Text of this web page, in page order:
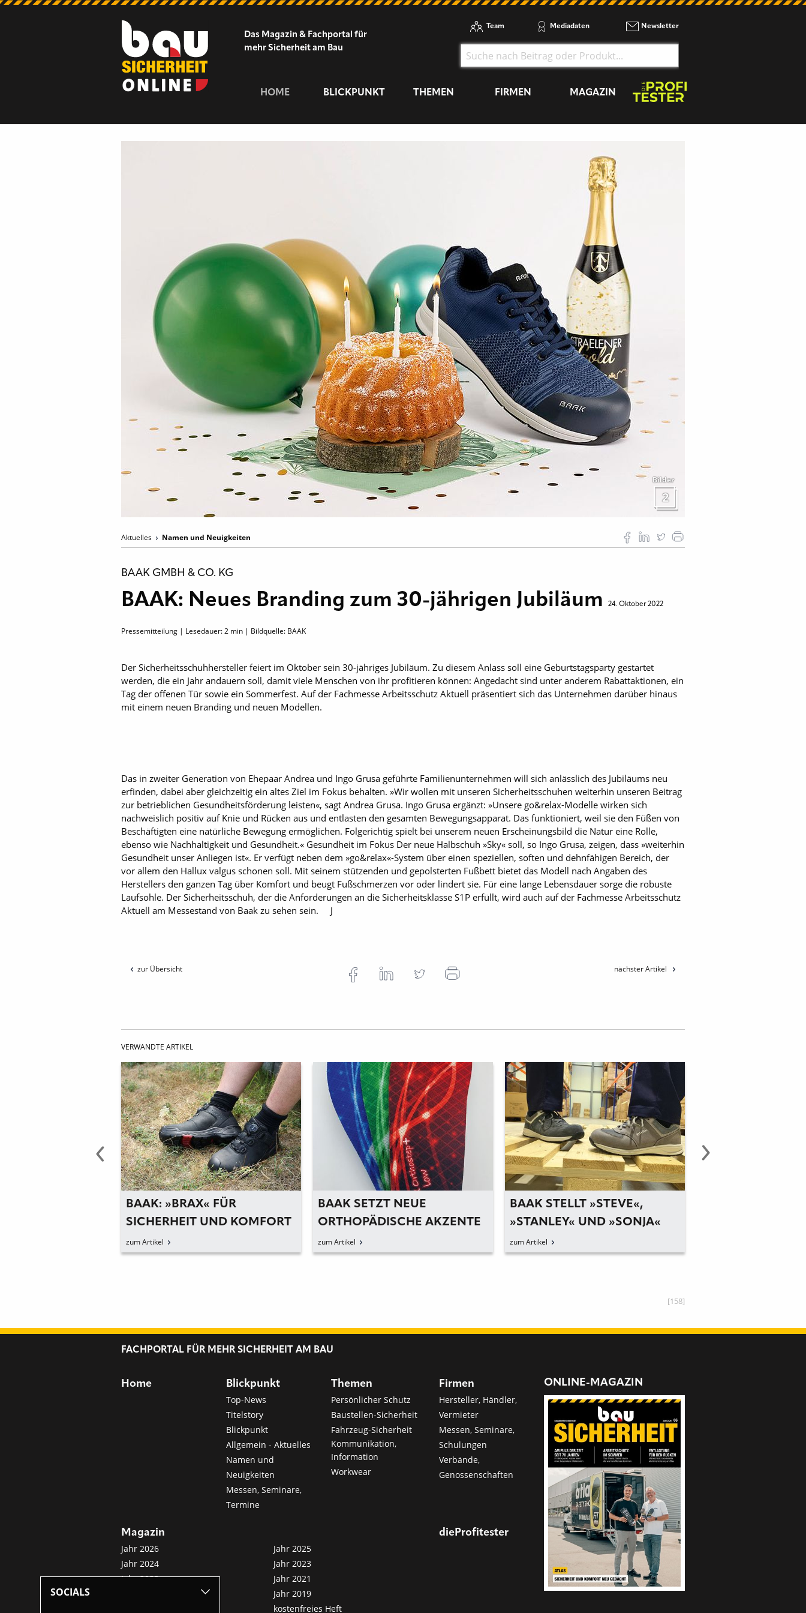
Das Magazin & Fachportal für
mehr Sicherheit am Bau
Team Mediadaten Newsletter
HOME BLICKPUNKT THEMEN FIRMEN MAGAZIN
Bilder
2
Aktuelles Namen und Neuigkeiten
BAAK GMBH & CO. KG
BAAK: Neues Branding zum 30-jährigen Jubiläum 24. Oktober 2022
Pressemitteilung | Lesedauer:2 min | Bildquelle: BAAK
Der Sicherheitsschuhhersteller feiert im Oktober sein 30-jähriges Jubiläum. Zu diesem Anlass soll eine Geburtstagsparty gestartet
werden, die ein Jahr andauern soll, damit viele Menschen von ihr profitieren können: Angedacht sind unter anderem Rabattaktionen, ein
Tag der offenen Tür sowie ein Sommerfest. Auf der Fachmesse Arbeitsschutz Aktuell präsentiert sich das Unternehmen darüber hinaus
mit einem neuen Branding und neuen Modellen.
Das in zweiter Generation von Ehepaar Andrea und Ingo Grusa geführte Familienunternehmen will sich anlässlich des Jubiläums neu
erfinden, dabei aber gleichzeitig ein altes Ziel im Fokus behalten. »Wir wollen mit unseren Sicherheitsschuhen weiterhin unseren Beitrag
zur betrieblichen Gesundheitsförderung leisten«, sagt Andrea Grusa. Ingo Grusa ergänzt: »Unsere go&relax-Modelle wirken sich
nachweislich positiv auf Knie und Rücken aus und entlasten den gesamten Bewegungsapparat. Das funktioniert, weil sie den Füßen von
Beschäftigten eine natürliche Bewegung ermöglichen. Folgerichtig spielt bei unserem neuen Erscheinungsbild die Natur eine Rolle,
ebenso wie Nachhaltigkeit und Gesundheit.« Gesundheit im Fokus Der neue Halbschuh »Sky« soll, so Ingo Grusa, zeigen, dass »weiterhin
Gesundheit unser Anliegen ist«. Er verfügt neben dem »go&relax«-System über einen speziellen, soften und dehnfähigen Bereich, der
vor allem den Hallux valgus schonen soll. Mit seinem stützenden und gepolsterten Fußbett bietet das Modell nach Angaben des
Herstellers den ganzen Tag über Komfort und beugt Fußschmerzen vor oder lindert sie. Für eine lange Lebensdauer sorge die robuste
Laufsohle. Der Sicherheitsschuh, der die Anforderungen an die Sicherheitsklasse S1P erfüllt, wird auch auf der Fachmesse Arbeitsschutz
Aktuell am Messestand von Baak zu sehen sein. J
zur Übersicht nächster Artikel
VERWANDTE ARTIKEL
BAAK: »BRAX« FÜR
SICHERHEIT UND KOMFORT
AUF DER BAUSTELLE
zum Artikel
BAAK SETZT NEUE
ORTHOPÄDISCHE AKZENTE
zum Artikel
BAAK STELLT »STEVE«,
»STANLEY« UND »SONJA«
VOR
zum Artikel
[158]
FACHPORTAL FÜR MEHR SICHERHEIT AM BAU
Home Blickpunkt
Top-News
Titelstory
Blickpunkt
Allgemein - Aktuelles
Namen und
Neuigkeiten
Messen, Seminare,
Termine
Themen
Persönlicher Schutz
Baustellen-Sicherheit
Fahrzeug-Sicherheit
Kommunikation,
Information
Workwear
Firmen
Hersteller, Händler,
Vermieter
Messen, Seminare,
Schulungen
Verbände,
Genossenschaften
Magazin
Jahr 2026
Jahr 2025
Jahr 2024
Jahr 2023
Jahr 2022
Jahr 2021
Jahr 2019
kostenfreies Heft
dieProfitester
ONLINE-MAGAZIN
SOCIALS